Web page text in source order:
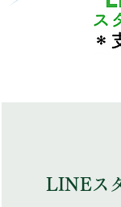
LINEス